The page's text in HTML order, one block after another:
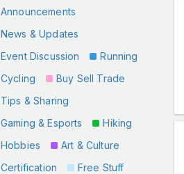
Announcements
News & Updates
Event Discussion
Running
Cycling
Buy Sell Trade
Tips & Sharing
Gaming & Esports
Hiking
Hobbies
Art & Culture
Certification
Free Stuff